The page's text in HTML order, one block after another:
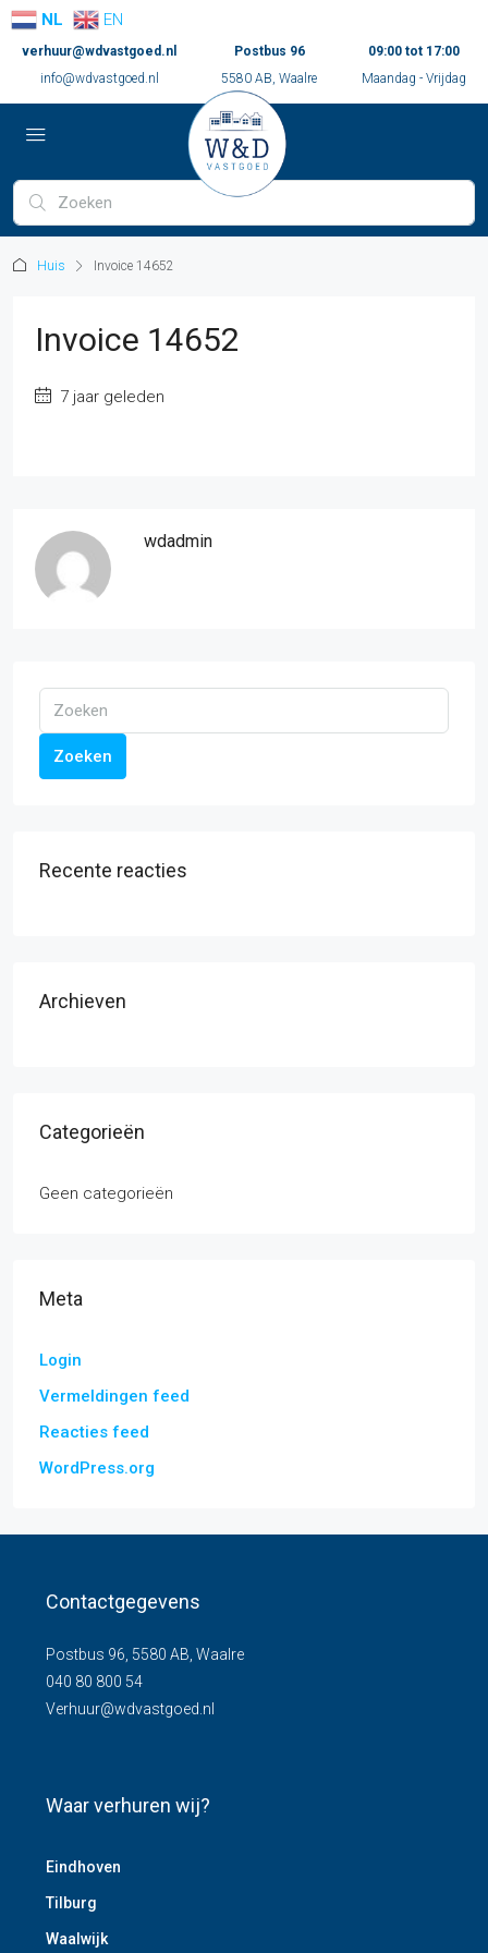
verhuur@wdvastgoed.nl
info@wdvastgoed.nl
Postbus 96
5580 AB, Waalre
09:00 tot 17:00
Maandag - Vrijdag
Huis Invoice 14652
Invoice 14652
7 jaar geleden
wdadmin
Zoeken
Recente reacties
Archieven
Categorieën
Geen categorieën
Meta
Login
Vermeldingen feed
Reacties feed
WordPress.org
Contactgegevens
Postbus 96, 5580 AB, Waalre
040 80 800 54
Verhuur@wdvastgoed.nl
Waar verhuren wij?
Eindhoven
Tilburg
Waalwijk
NL EN